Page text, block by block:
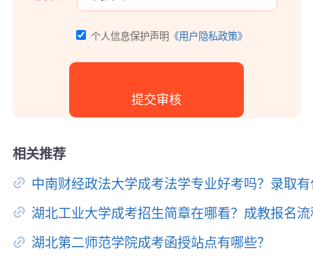
个人信息保护声明 《用户隐私政策》
相关推荐
中南财经政法大学成考法学专业好考吗？录取
湖北工业大学成考招生简章在哪看？成教报名
湖北第二师范学院成考函授站点有哪些？